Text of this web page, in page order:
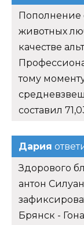
Пополнение
животных
качестве
тому
составил
Дария
Здорового
антон
Брянск -